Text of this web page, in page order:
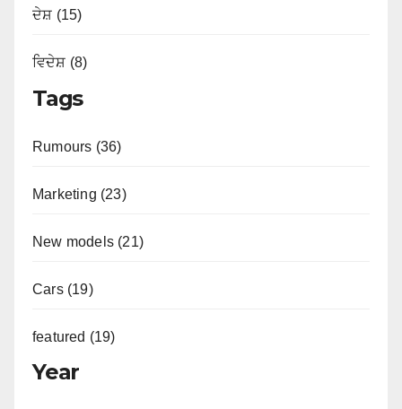
ਦੇਸ਼ (15)
ਵਿਦੇਸ਼ (8)
Tags
Rumours (36)
Marketing (23)
New models (21)
Cars (19)
featured (19)
Year